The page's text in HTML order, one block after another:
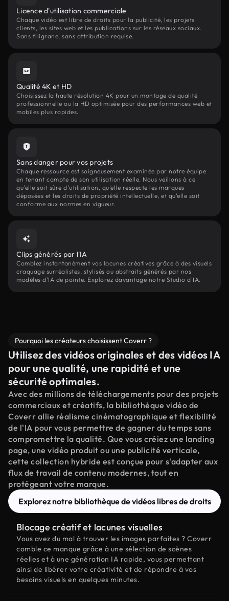
Licence d'utilisation commerciale
Chaque vidéo est libre de droits pour la publicité, les projets
clients, les sites web et les publications sur les réseaux sociaux.
Sans filigrane, sans attribution requise.
Qualité 4K et HD
Choisissez la haute résolution 4K pour un montage de qualité
professionnelle ou la HD optimisée pour des performances web et
mobiles plus rapides.
Sans danger pour vos projets
Chaque ressource est soigneusement examinée par notre équipe
en tenant compte de son utilisation réelle. Nous veillons à ce
qu'elle soit sûre d'utilisation, qu'elle respecte les marques
déposées et les droits de propriété intellectuelle, et qu'elle soit
conforme aux normes en vigueur.
Clips générés par l'IA
Comblez instantanément vos lacunes créatives grâce à des visuels
craquage surréalistes, stylisés ou abstraits générés par nos
modèles d'IA de pointe. Explorez davantage notre Studio d'IA.
Pourquoi les créateurs choisissent Coverr ?
Utilisez des vidéos originales et des vidéos IA
pour une qualité, une rapidité et une
sécurité optimales.
Avec des millions de téléchargements pour des projets
commerciaux et créatifs, la bibliothèque vidéo de
Coverr allie réalisme cinématographique et flexibilité
de l'IA pour vous permettre de gagner du temps sans
compromettre la qualité. Que vous créiez une landing
page, une vidéo produit ou une publicité verticale,
cette collection hybride est conçue pour s'adapter aux
flux de travail de contenu modernes, tout en
protégeant votre marque.
Explorez notre bibliothèque de vidéos libres de droits
Blocage créatif et lacunes visuelles
Vous avez du mal à trouver les images parfaites ? Coverr
comble ce manque grâce à une sélection de scènes
réelles et à une génération IA rapide, vous permettant
ainsi de libérer votre créativité et de répondre à vos
besoins visuels en quelques minutes.